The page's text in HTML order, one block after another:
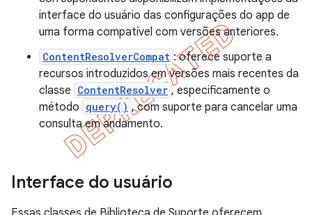
interface do usuário das configurações do app de
uma forma compatível com versões anteriores.
ContentResolverCompat : oferece suporte a
recursos introduzidos em versões mais recentes da
classe ContentResolver , especificamente o
método query() , com suporte para cancelar uma
consulta em andamento.
Interface do usuário